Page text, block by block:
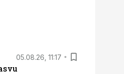
05.08.26, 11:17